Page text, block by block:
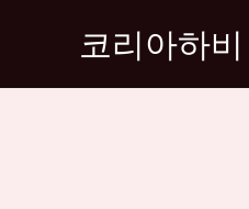
코리아하비